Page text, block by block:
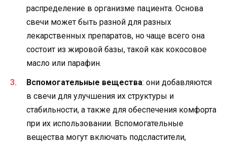
распределение в организме пациента. Основа
свечи может быть разной для разных
лекарственных препаратов, но чаще всего она
состоит из жировой базы, такой как кокосовое
масло или парафин.
Вспомогательные вещества: они добавляются
в свечи для улучшения их структуры и
стабильности, а также для обеспечения комфорта
при их использовании. Вспомогательные
вещества могут включать подсластители,